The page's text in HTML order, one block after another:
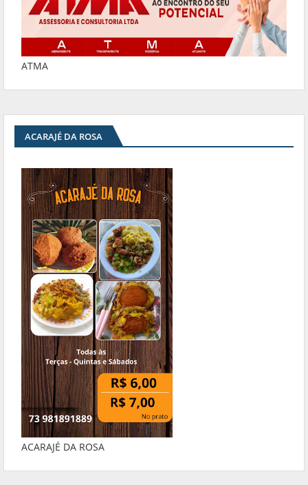
ATMA
ACARAJÉ DA ROSA
ACARAJÉ DA ROSA